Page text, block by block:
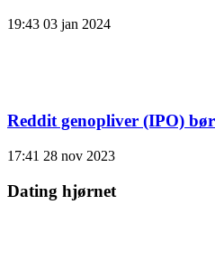
19:43 03 jan 2024
Reddit genopliver (IPO)
17:41 28 nov 2023
Dating hjørnet